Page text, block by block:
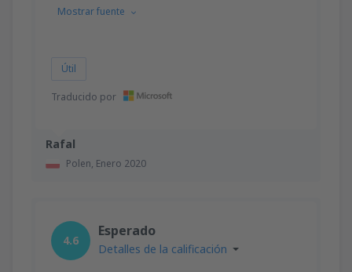
Rafal
Polen, Enero 2020
Mostrar fuente
Útil
Traducido por
4.6
Esperado
Detalles de la calificación